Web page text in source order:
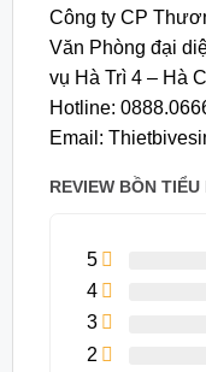
Công ty CP
Văn Phòng đại
vụ Hà Trì 4 – Hà
Hotline:
Email:
REVIEW BỒN
5
4
3
2